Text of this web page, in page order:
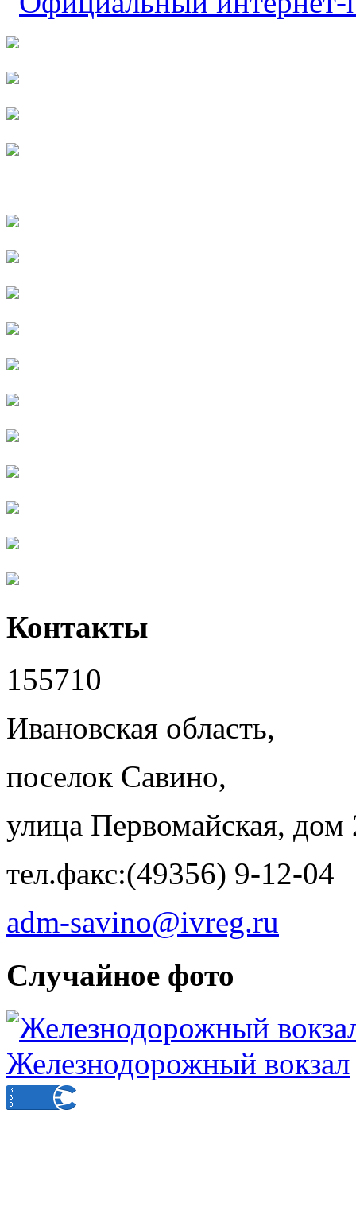
Контакты
155710
Ивановская область,
поселок Савино,
улица Первомайская, дом
тел.факс:(49356) 9-12-04
adm-savino@ivreg.ru
Случайное фото
Железнодорожный вокзал